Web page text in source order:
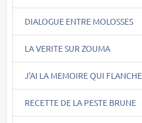
DIALOGUE ENTRE MOLOSSES
LA VERITE SUR ZOUMA
J'AI LA MEMOIRE QUI FLANCHE
RECETTE DE LA PESTE BRUNE